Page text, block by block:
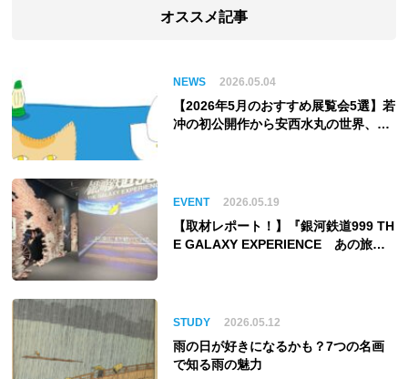
オススメ記事
NEWS 2026.05.04
【2026年5月のおすすめ展覧会5選】若
冲の初公開作から安西水丸の世界、そ
EVENT 2026.05.19
【取材レポート！】『銀河鉄道999 TH
E GALAXY EXPERIENCE あの旅
ム】
STUDY 2026.05.12
雨の日が好きになるかも？7つの名画
で知る雨の魅力